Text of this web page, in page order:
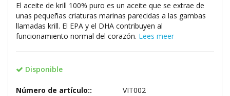
El aceite de krill 100% puro es un aceite que se extrae de
unas pequeñas criaturas marinas parecidas a las gambas
llamadas krill. El EPA y el DHA contribuyen al
funcionamiento normal del corazón. Lees meer
Disponible
Número de artículo:: VIT002